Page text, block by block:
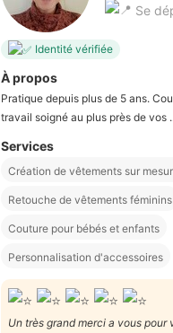
Se
Identité vérifiée
À propos
Pratique depuis plus de 5 ans.
travail soigné au plus près de vos
Services
Création de vêtements sur
Retouche de vêtements féminins
Couture pour bébés et enfants
Personnalisation d'accessoires
Un très grand merci a vous